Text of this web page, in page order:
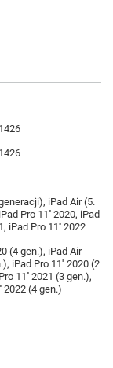
iPad Air (5.
Pro 11'' 2020, iPad
iPad Pro 11'' 2022
(4 gen.), iPad Air
iPad Pro 11'' 2020 (2
11'' 2021 (3 gen.),
2022 (4 gen.)